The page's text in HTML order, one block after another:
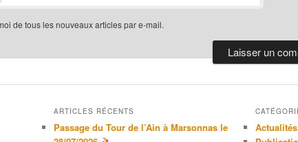
de tous les nouveaux articles par e-mail.
ARTICLES RÉCENTS
Passage du Tour de l’Ain à Marsonnas le
Actualités